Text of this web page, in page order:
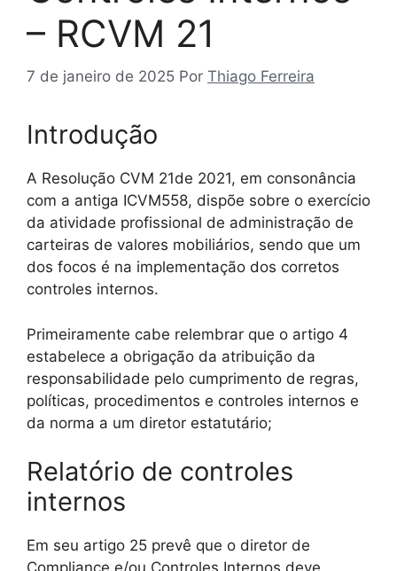
– RCVM 21
7 de janeiro de 2025 Por Thiago Ferreira
Introdução
A Resolução CVM 21de 2021, em consonância
com a antiga ICVM558, dispõe sobre o exercício
da atividade profissional de administração de
carteiras de valores mobiliários, sendo que um
dos focos é na implementação dos corretos
controles internos.
Primeiramente cabe relembrar que o artigo 4
estabelece a obrigação da atribuição da
responsabilidade pelo cumprimento de regras,
políticas, procedimentos e controles internos e
da norma a um diretor estatutário;
Relatório de controles
internos
Em seu artigo 25 prevê que o diretor de